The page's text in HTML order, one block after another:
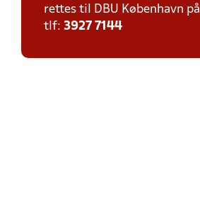
rettes til DBU København på
tlf: 3927 7144